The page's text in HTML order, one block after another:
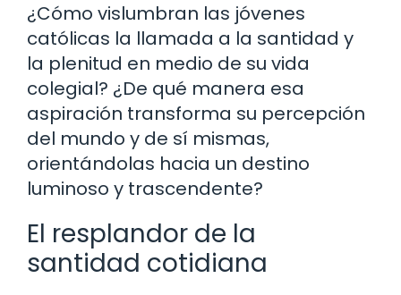
¿Cómo vislumbran las jóvenes
católicas la llamada a la santidad y
la plenitud en medio de su vida
colegial? ¿De qué manera esa
aspiración transforma su percepción
del mundo y de sí mismas,
orientándolas hacia un destino
luminoso y trascendente?
El resplandor de la
santidad cotidiana